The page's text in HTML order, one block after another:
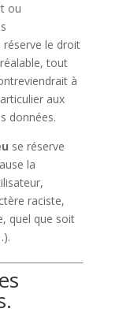
ou
réserve le droit
tout
à
aux
données.
se réserve
la
raciste,
quel que soit